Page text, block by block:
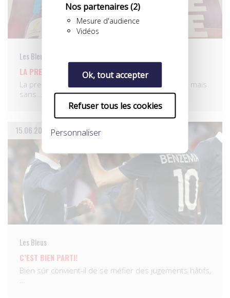
Nos partenaires(2)
Mesure d'audience
Vidéos
Ok, tout accepter
Refuser tous les cookies
Personnaliser
Les Bleus
LA PRESSE ENTHOUSIASTE…
La presse française a salué avec enthousiasme, mais
sans…
15.06.2014
Les Bleus
C’EST BIEN PARTI!
Bien sûr convient-il de se méfier des jugements hâtifs,
…